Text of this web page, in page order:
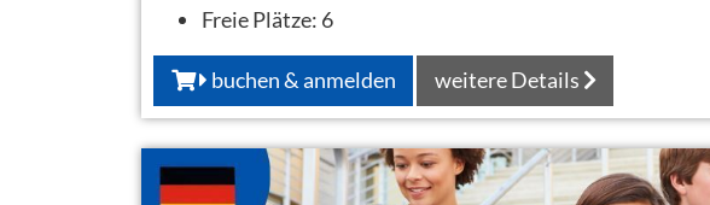
Freie Plätze: 6
buchen & anmelden weitere Details